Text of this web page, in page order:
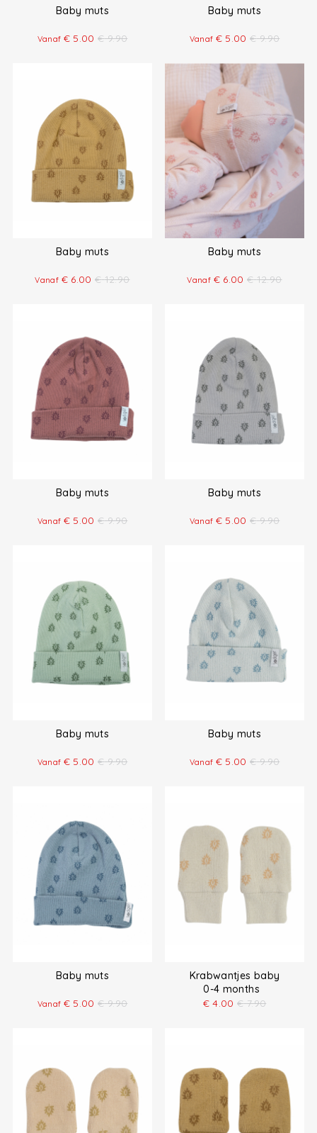
Baby muts
Vanaf € 5.00 € 9.90
Baby muts
Vanaf € 5.00 € 9.90
Baby muts
Vanaf € 6.00 € 12.90
Baby muts
Vanaf € 6.00 € 12.90
Baby muts
Vanaf € 5.00 € 9.90
Baby muts
Vanaf € 5.00 € 9.90
Baby muts
Vanaf € 5.00 € 9.90
Baby muts
Vanaf € 5.00 € 9.90
Baby muts
Vanaf € 5.00 € 9.90
Krabwantjes baby
0-4 months
€ 4.00 € 7.90